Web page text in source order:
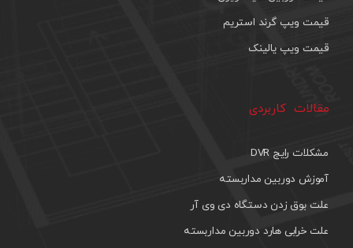
قیمت ویپ گرند استریم
قیمت ویپ یالینک
مقالات کاربردی
مشکلات رایج DVR
آموزش دوربین مداربسته
علت بوق زدن دستگاه دی وی آر
علت خرابی هارد دوربین مداربسته